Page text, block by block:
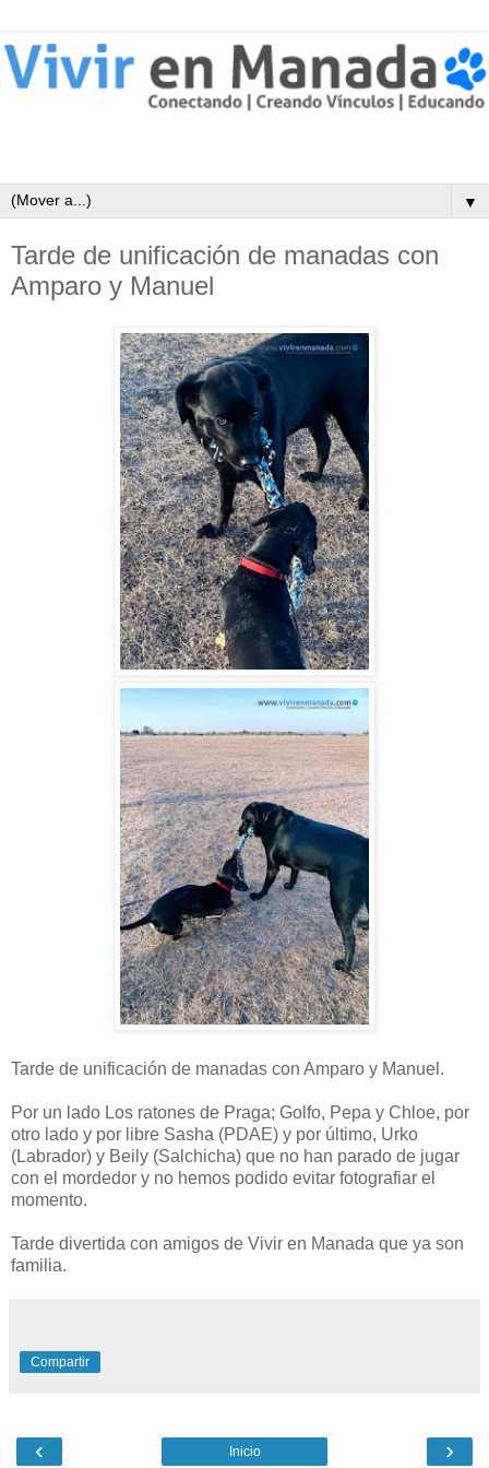
▼
Tarde de unificación de manadas con
Amparo y Manuel
Tarde de unificación de manadas con Amparo y Manuel.
Por un lado Los ratones de Praga; Golfo, Pepa y Chloe, por
otro lado y por libre Sasha (PDAE) y por último, Urko
(Labrador) y Beily (Salchicha) que no han parado de jugar
con el mordedor y no hemos podido evitar fotografiar el
momento.
Tarde divertida con amigos de Vivir en Manada que ya son
familia.
Compartir
‹ ›
Inicio